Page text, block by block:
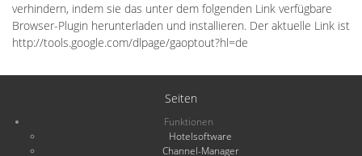
verhindern, indem sie das unter dem folgenden Link verfügbare
Browser-Plugin herunterladen und installieren. Der aktuelle Link ist
http://tools.google.com/dlpage/gaoptout?hl=de
Seiten
Funktionen
Hotelsoftware
Channel-Manager